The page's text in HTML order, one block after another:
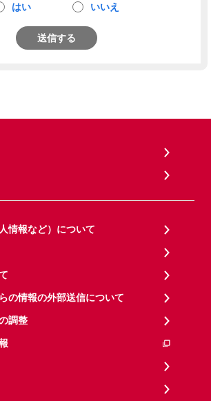
はい いいえ
送信する
情報など）について
の情報の外部送信について
調整